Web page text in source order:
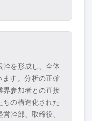
幹を形成し、全体
ます。分析の正確
界参加者との直接
ちの構造化された
幹部、取締役、